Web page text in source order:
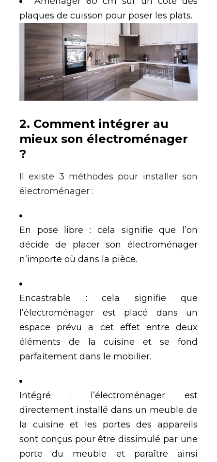
plaques de cuisson pour poser les plats.
2. Comment intégrer au
mieux son électroménager
?
Il existe 3 méthodes pour installer son
électroménager :
En pose libre : cela signifie que l’on
décide de placer son électroménager
n’importe où dans la pièce.
Encastrable : cela signifie que
l’électroménager est placé dans un
espace prévu a cet effet entre deux
éléments de la cuisine et se fond
parfaitement dans le mobilier.
Intégré : l’électroménager est
directement installé dans un meuble de
la cuisine et les portes des appareils
sont conçus pour être dissimulé par une
porte du meuble et paraître ainsi